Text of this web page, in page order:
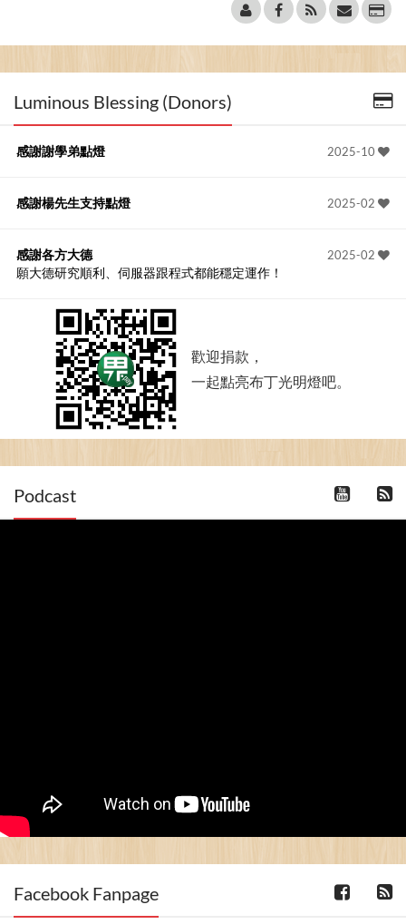
Luminous Blessing (Donors)
2025-10
感謝謝學弟點燈
2025-02
感謝楊先生支持點燈
2025-02
感謝各方大德
願大德研究順利、伺服器跟程式都能穩定運作！
歡迎捐款，
一起點亮布丁光明燈吧。
Podcast
Facebook Fanpage